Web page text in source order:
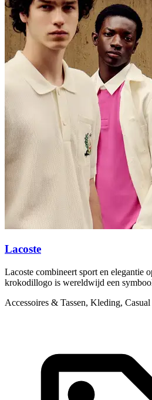
Lacoste
Lacoste combineert sport en elegantie
krokodillogo is wereldwijd een
Accessoires & Tassen, Kleding,